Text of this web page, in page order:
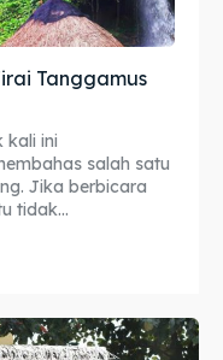
Tanggamus
kali ini
salah satu
Jika berbicara
tidak...